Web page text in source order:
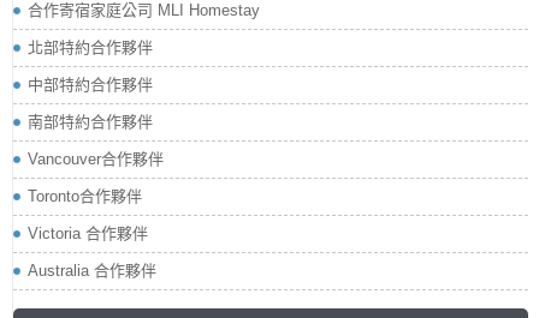
合作寄宿家庭公司 MLI Homestay
北部特約合作夥伴
中部特約合作夥伴
南部特約合作夥伴
Vancouver合作夥伴
Toronto合作夥伴
Victoria 合作夥伴
Australia 合作夥伴